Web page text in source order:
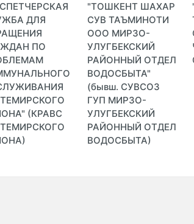
ДЛЯ
ПО
(КРАВС
"ТОШКЕНТ ШАХАР
СУВ ТАЪМИНОТИ
ООО МИРЗО-
УЛУГБЕКСКИЙ
РАЙОННЫЙ ОТДЕЛ
ВОДОСБЫТА"
(бывш. СУВСОЗ
ГУП МИРЗО-
УЛУГБЕКСКИЙ
РАЙОННЫЙ ОТДЕЛ
ВОДОСБЫТА)